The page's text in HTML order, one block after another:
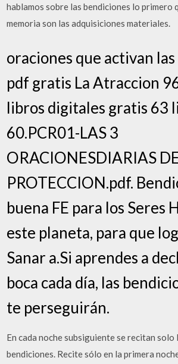
hablamos sobre las bendiciones lo primero
memoria son las adquisiciones materiales.
oraciones que activan
pdf gratis La Atraccion
libros digitales gratis 63
60.PCR01-LAS 3
ORACIONESDIARIAS
PROTECCION.pdf.
buena FE para los Seres
este planeta, para que
Sanar a.Si aprendes a
boca cada día, las
te perseguirán.
En cada noche subsiguiente se recitan solo
bendiciones. Recite sólo en la primera